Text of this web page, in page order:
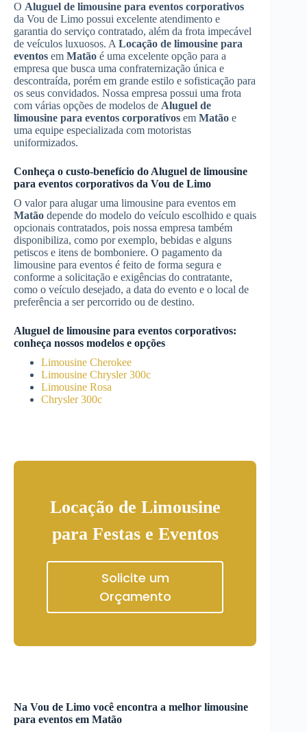
O Aluguel de limousine para eventos corporativos
da Vou de Limo possui excelente atendimento e
garantia do serviço contratado, além da frota impecável
de veículos luxuosos. A Locação de limousine para
eventos em Matão é uma excelente opção para a
empresa que busca uma confraternização única e
descontraída, porém em grande estilo e sofisticação para
os seus convidados. Nossa empresa possui uma frota
com várias opções de modelos de Aluguel de
limousine para eventos corporativos em Matão e
uma equipe especializada com motoristas
uniformizados.
Conheça o custo-benefício do Aluguel de limousine
para eventos corporativos da Vou de Limo
O valor para alugar uma limousine para eventos em
Matão depende do modelo do veículo escolhido e quais
opcionais contratados, pois nossa empresa também
disponibiliza, como por exemplo, bebidas e alguns
petiscos e itens de bomboniere. O pagamento da
limousine para eventos é feito de forma segura e
conforme a solicitação e exigências do contratante,
como o veículo desejado, a data do evento e o local de
preferência a ser percorrido ou de destino.
Aluguel de limousine para eventos corporativos:
conheça nossos modelos e opções
Limousine Cherokee
Limousine Chrysler 300c
Limousine Rosa
Chrysler 300c
Locação de Limousine
para Festas e Eventos
Solicite um
Orçamento
Na Vou de Limo você encontra a melhor limousine
para eventos em Matão